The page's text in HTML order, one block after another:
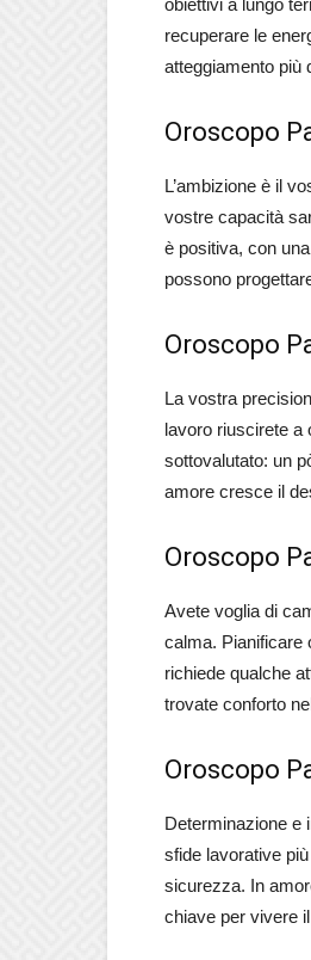
recuperare le
atteggiamento più
Oroscopo
L’ambizione è il
vostre capacità
è positiva, con
possono
Oroscopo
La vostra
lavoro riuscirete a
sottovalutato: un
amore cresce il
Oroscopo
Avete voglia di
calma. Pianificare
richiede qualche
trovate conforto
Oroscopo
Determinazione e
sfide lavorative
sicurezza. In
chiave per vivere